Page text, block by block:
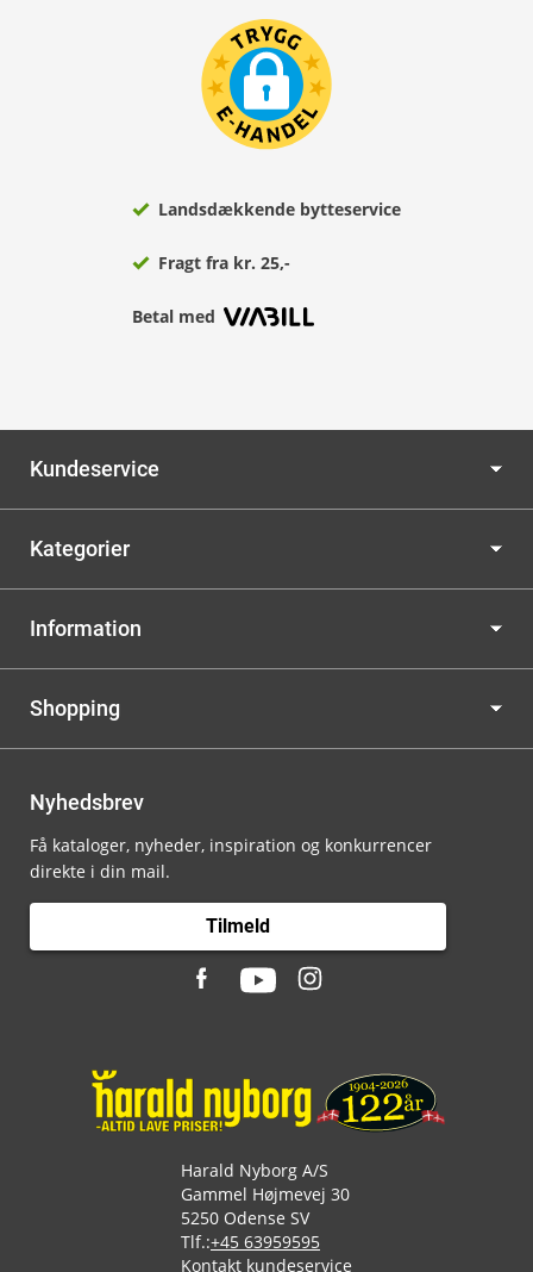
Landsdækkende bytteservice
Fragt fra kr. 25,-
Betal med
Kundeservice
Kategorier
Information
Shopping
Nyhedsbrev
Få kataloger, nyheder, inspiration og konkurrencer
direkte i din mail.
Tilmeld
Harald Nyborg A/S
Gammel Højmevej 30
5250 Odense SV
Tlf.:+45 63959595
Kontakt kundeservice